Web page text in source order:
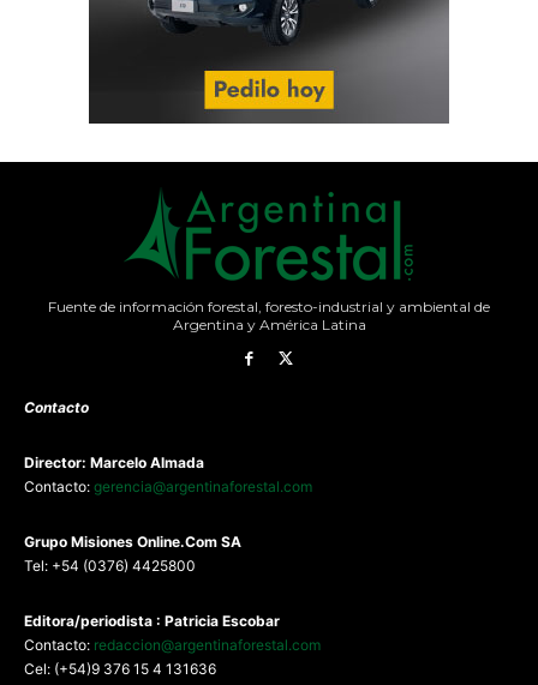
Fuente de información forestal, foresto-industrial y ambiental de
Argentina y América Latina
Contacto
Director: Marcelo Almada
Contacto: gerencia@argentinaforestal.com
Grupo Misiones Online.Com SA
Tel: +54 (0376) 4425800
Editora/periodista : Patricia Escobar
Contacto: redaccion@argentinaforestal.com
Cel: (+54)9 376 15 4 131636